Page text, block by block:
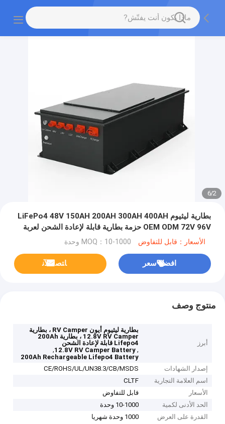
2
/
6
بطارية ليثيوم LiFePo4 48V 150AH 200AH 300AH 400AH
OEM ODM 72V 96V حزمة بطارية قابلة لإعادة الشحن لعربة
الجولف / عربة الجولف / البحرية
الأسعار：قابل للتفاوض MOQ：10-1000 وحدة
افضل سعر ﺎﺘﺼﻟ ﺍﻶﻧ
منتوج وصف
أبرز
بطارية ليثيوم أيون RV Camper ، بطارية
12.8V RV Camper ، بطارية 200Ah
Lifepo4 قابلة لإعادة الشحن
,
12.8V RV Camper Battery
,
200Ah Rechargeable Lifepo4 Battery
إصدار الشهادات
CE/ROHS/UL/UN38.3/CB/MSDS
اسم العلامة التجارية
CLTF
الأسعار
قابل للتفاوض
الحد الأدنى لكمية
10-1000 وحدة
القدرة على العرض
1000 وحدة شهريا